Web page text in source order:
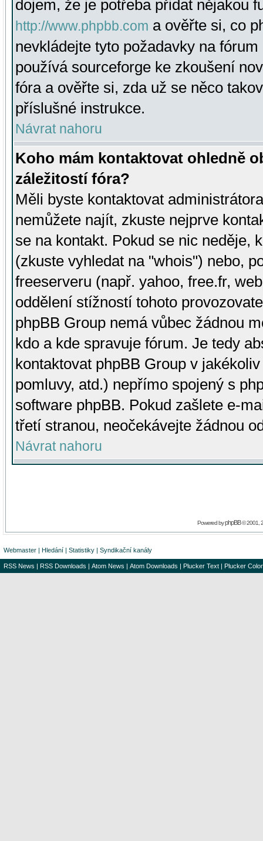
dojem, že je potřeba přidat nějakou
http://www.phpbb.com a ověřte si, co
nevkládejte tyto požadavky na
používá sourceforge ke zkoušení
fóra a ověřte si, zda už se něco
příslušné instrukce.
Návrat nahoru
Koho mám kontaktovat ohledně
záležitostí fóra?
Měli byste kontaktovat
nemůžete najít, zkuste nejprve
se na kontakt. Pokud se nic neděje,
(zkuste vyhledat na "whois") nebo,
freeserveru (např. yahoo, free.fr,
oddělení stížností tohoto
phpBB Group nemá vůbec žádnou
kdo a kde spravuje fórum. Je tedy
kontaktovat phpBB Group v
pomluvy, atd.) nepřímo spojený s
software phpBB. Pokud zašlete e-
třetí stranou, neočekávejte žádnou
Návrat nahoru
Powered byphpBB© 2001,
Webmaster | Hledání | Statistiky | Syndikační kanály
RSS News | RSS Downloads | Atom News | Atom Downloads | Plucker Text | Plucker Color